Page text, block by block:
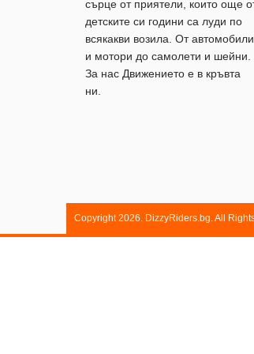
сърце от приятели, които още
детските си години са луди по
всякакви возила. От автомобили
и мотори до самолети и шейни.
За нас Движението е в кръвта
ни.
Copyright 2026. DizzyRiders.bg. All